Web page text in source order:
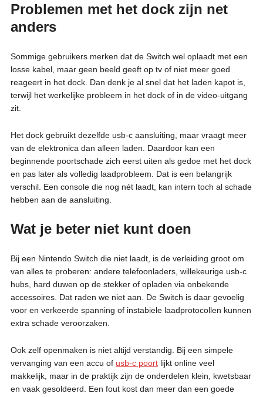
Problemen met het dock zijn net
anders
Sommige gebruikers merken dat de Switch wel oplaadt met een
losse kabel, maar geen beeld geeft op tv of niet meer goed
reageert in het dock. Dan denk je al snel dat het laden kapot is,
terwijl het werkelijke probleem in het dock of in de video-uitgang
zit.
Het dock gebruikt dezelfde usb-c aansluiting, maar vraagt meer
van de elektronica dan alleen laden. Daardoor kan een
beginnende poortschade zich eerst uiten als gedoe met het dock
en pas later als volledig laadprobleem. Dat is een belangrijk
verschil. Een console die nog nét laadt, kan intern toch al schade
hebben aan de aansluiting.
Wat je beter niet kunt doen
Bij een Nintendo Switch die niet laadt, is de verleiding groot om
van alles te proberen: andere telefoonladers, willekeurige usb-c
hubs, hard duwen op de stekker of opladen via onbekende
accessoires. Dat raden we niet aan. De Switch is daar gevoelig
voor en verkeerde spanning of instabiele laadprotocollen kunnen
extra schade veroorzaken.
Ook zelf openmaken is niet altijd verstandig. Bij een simpele
vervanging van een accu of usb-c poortlijkt online veel
makkelijk, maar in de praktijk zijn de onderdelen klein, kwetsbaar
en vaak gesoldeerd. Een fout kost dan meer dan een goede